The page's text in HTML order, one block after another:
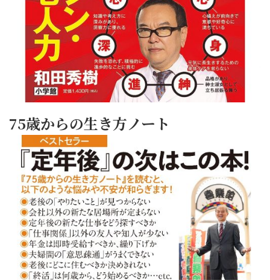
75歳からの生き方ノート